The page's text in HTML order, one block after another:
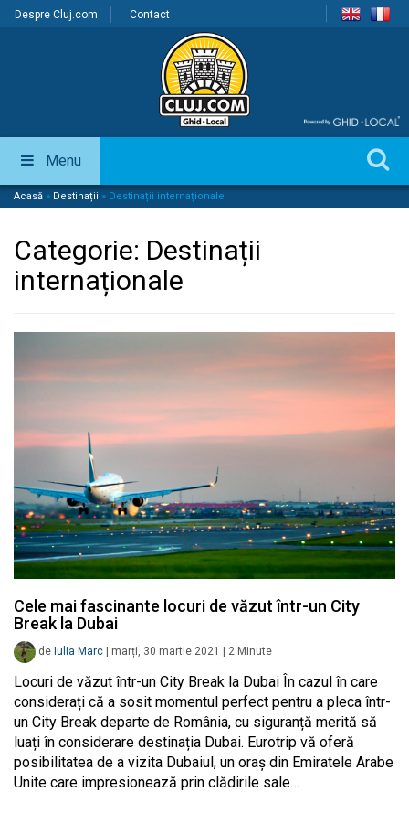
Despre Cluj.com Contact
Menu
Acasă » Destinații » Destinații internaționale
Categorie: Destinații
internaționale
Cele mai fascinante locuri de văzut într-un City
Break la Dubai
de Iulia Marc marți, 30 martie 2021 2 Minute
Locuri de văzut într-un City Break la Dubai În cazul în care
considerați că a sosit momentul perfect pentru a pleca într-
un City Break departe de România, cu siguranță merită să
luați în considerare destinația Dubai. Eurotrip vă oferă
posibilitatea de a vizita Dubaiul, un oraș din Emiratele Arabe
Unite care impresionează prin clădirile sale…